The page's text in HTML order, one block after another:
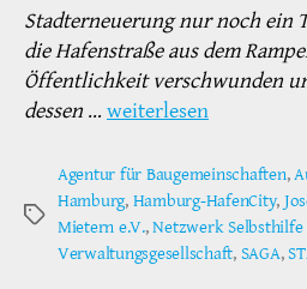
Stadterneuerung nur noch ein
die Hafenstraße aus dem
Öffentlichkeit verschwunden
dessen … weiterlesen
Schlagwörter
Agentur für Baugemeinschaften,
Hamburg, Hamburg-HafenCity,
Mietern e.V.,Netzwerk
Verwaltungsgesellschaft, SAGA,